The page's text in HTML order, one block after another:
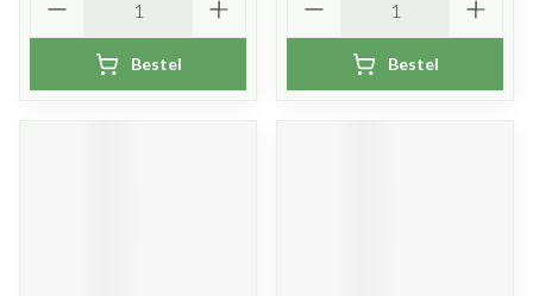
Bestel Bestel